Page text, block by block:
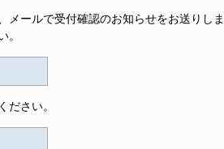
メールで受付確認のお知らせをお送りし
。
ださい。